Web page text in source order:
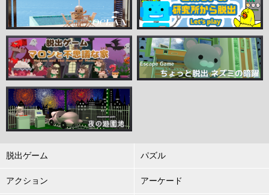
脱出ゲーム パズル
アクション アーケード